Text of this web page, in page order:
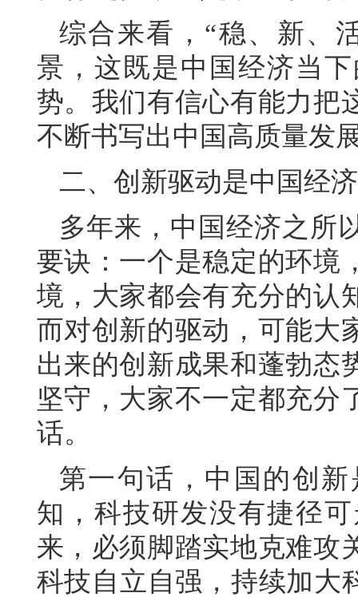
综合来看，“稳、新、
景，这既是中国经济当
势。我们有信心有能力把
不断书写出中国高质量发
二、创新驱动是中国经
多年来，中国经济之所
要诀：一个是稳定的环境
境，大家都会有充分的认
而对创新的驱动，可能大
出来的创新成果和蓬勃态
坚守，大家不一定都充分
话。
第一句话，中国的创
知，科技研发没有捷径
来，必须脚踏实地克难攻
科技自立自强，持续加大